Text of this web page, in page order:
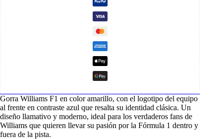
Gorra Williams F1 en color amarillo, con el logotipo del equipo
al frente en contraste azul que resalta su identidad clásica. Un
diseño llamativo y moderno, ideal para los verdaderos fans de
Williams que quieren llevar su pasión por la Fórmula 1 dentro y
fuera de la pista.